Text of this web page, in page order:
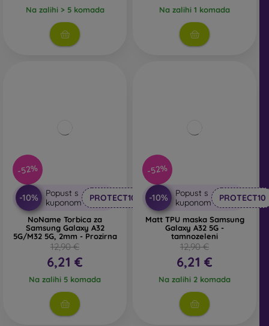
Na zalihi > 5 komada Na zalihi 1 komada
-52%
-10%
Popust s
kuponom
PROTECT10
NoName Torbica za
Samsung Galaxy A32
5G/M32 5G, 2mm - Prozirna
12,90 €
6,21 €
Na zalihi 5 komada
-52%
-10%
Popust s
kuponom
PROTECT10
Matt TPU maska Samsung
Galaxy A32 5G -
tamnozeleni
12,90 €
6,21 €
Na zalihi 2 komada